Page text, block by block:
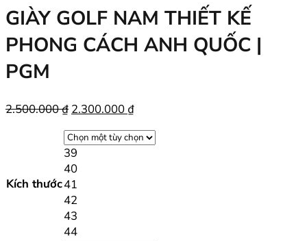
GIÀY GOLF NAM THIẾT KẾ
PHONG CÁCH ANH QUỐC |
PGM
2.500.000₫ Giá
là:
2.500.000 ₫.
2.300.000 ₫Giá
tại
Kích thước
39
40
41
42
43
44